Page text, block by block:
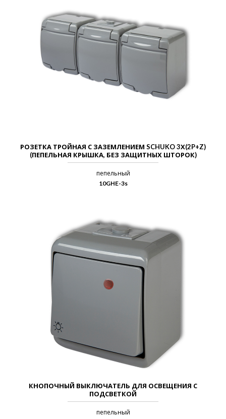
РОЗЕТКА ТРОЙНАЯ С ЗАЗЕМЛЕНИЕМ SCHUKO 3Х(2P+Z)
(ПЕПЕЛЬНАЯ КРЫШКА, БЕЗ ЗАЩИТНЫХ ШТОРОК)
пепельный
10GHE-3s
КНОПОЧНЫЙ ВЫКЛЮЧАТЕЛЬ ДЛЯ ОСВЕЩЕНИЯ С
ПОДСВЕТКОЙ
пепельный